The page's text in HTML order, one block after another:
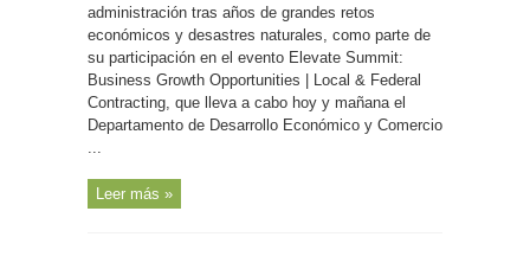
administración tras años de grandes retos
económicos y desastres naturales, como parte de
su participación en el evento Elevate Summit:
Business Growth Opportunities | Local & Federal
Contracting, que lleva a cabo hoy y mañana el
Departamento de Desarrollo Económico y Comercio
...
Leer más »